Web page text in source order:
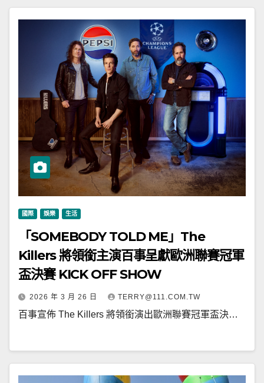
國際 娛樂 生活
「SOMEBODY TOLD ME」The
Killers 將領銜主演百事呈獻歐洲聯賽冠軍
盃決賽 KICK OFF SHOW
2026 年 3 月 26 日 TERRY@111.COM.TW
百事宣佈 The Killers 將領銜演出歐洲聯賽冠軍盃決…